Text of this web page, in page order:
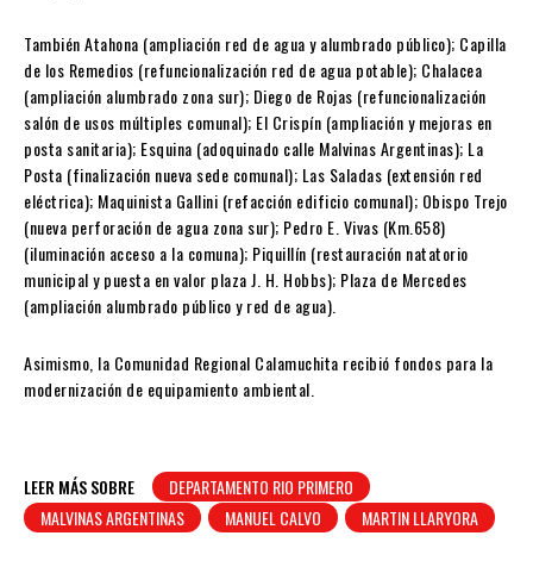
También Atahona (ampliación red de agua y alumbrado público); Capilla
de los Remedios (refuncionalización red de agua potable); Chalacea
(ampliación alumbrado zona sur); Diego de Rojas (refuncionalización
salón de usos múltiples comunal); El Crispín (ampliación y mejoras en
posta sanitaria); Esquina (adoquinado calle Malvinas Argentinas); La
Posta (finalización nueva sede comunal); Las Saladas (extensión red
eléctrica); Maquinista Gallini (refacción edificio comunal); Obispo Trejo
(nueva perforación de agua zona sur); Pedro E. Vivas (Km.658)
(iluminación acceso a la comuna); Piquillín (restauración natatorio
municipal y puesta en valor plaza J. H. Hobbs); Plaza de Mercedes
(ampliación alumbrado público y red de agua).
Asimismo, la Comunidad Regional Calamuchita recibió fondos para la
modernización de equipamiento ambiental.
LEER MÁS SOBRE
DEPARTAMENTO RIO PRIMERO
MALVINAS ARGENTINAS
MANUEL CALVO MARTIN LLARYORA